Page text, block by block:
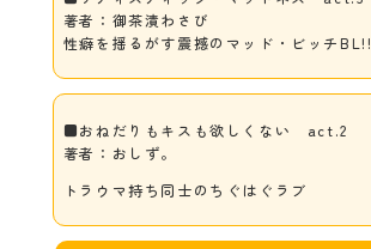
著者：御茶漬わさび
性癖を揺るがす震撼のマッド・ビッチBL!!
■おねだりもキスも欲しくない act.2
著者：おしず。
トラウマ持ち同士のちぐはぐラブ